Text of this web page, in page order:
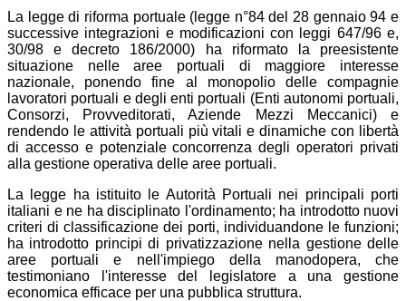
La legge di riforma portuale (legge n°84 del 28 gennaio 94 e
successive integrazioni e modificazioni con leggi 647/96 e,
30/98 e decreto 186/2000) ha riformato la preesistente
situazione nelle aree portuali di maggiore interesse
nazionale, ponendo fine al monopolio delle compagnie
lavoratori portuali e degli enti portuali (Enti autonomi portuali,
Consorzi, Provveditorati, Aziende Mezzi Meccanici) e
rendendo le attività portuali più vitali e dinamiche con libertà
di accesso e potenziale concorrenza degli operatori privati
alla gestione operativa delle aree portuali.
La legge ha istituito le Autorità Portuali nei principali porti
italiani e ne ha disciplinato l'ordinamento; ha introdotto nuovi
criteri di classificazione dei porti, individuandone le funzioni;
ha introdotto principi di privatizzazione nella gestione delle
aree portuali e nell'impiego della manodopera, che
testimoniano l'interesse del legislatore a una gestione
economica efficace per una pubblica struttura.